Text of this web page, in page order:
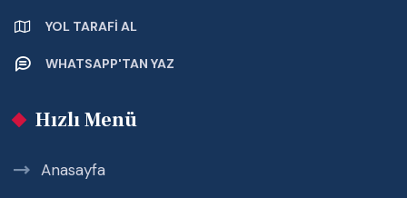
YOL TARAFI AL
WHATSAPP'TAN YAZ
Hızlı Menü
Anasayfa